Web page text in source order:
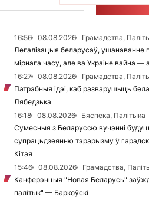
16:56 08.08.2026
Грамадства,
Легалізацыя беларусаў, ушанаванне
мірнага часу, але ва Украіне вайна
16:27
08.08.2026
Грамадства,
Патрэбныя ідэі, каб разварушыць
Лябедзька
16:18
08.08.2026
Бяспека, Палітыка
Сумесныя з Беларуссю вучэнні
супрацьдзеянню тэрарызму ў
Кітая
15:46
08.08.2026
Грамадства,
Канферэнцыя "Новая Беларусь"
палітык" — Баркоўскі